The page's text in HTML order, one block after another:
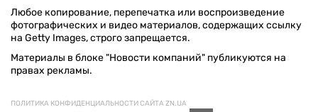
Любое копирование, перепечатка или воспроизведение
фотографических и видео материалов, содержащих ссылку
на Getty Images, строго запрещается.
Материалы в блоке "Новости компаний" публикуются на
правах рекламы.
ПОЛИТИКА КОНФИДЕНЦИАЛЬНОСТИ САЙТА ZN.UA